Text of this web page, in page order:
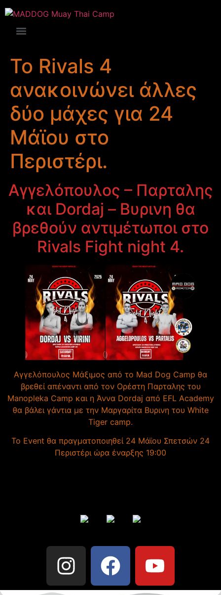
Το Rivals 4
ανακοινώνει άλλες
δύο μάχες για 24
Μάϊου στο
Περιστέρι.
Αγγελόπουλος – Παρταλης
και Dordaj – Βυρινη θα
βρεθούν αντιμέτωποι στο
Rivals Fight night 4.
Αγγελόπουλος Μάξιμος από το Mad Dog Camp θα
βρεθεί απέναντι από τον Ορέστη Παρταλης του
Manopleka Camp και η Άννα Dordaj από EFL Academy
θα βάλει γάντια με την Μαργαρίτα Βυρινη του White
Tiger camp.
Το Event θα πραγματοποιηθεί 24 Μάϊου Σπετσών 24
Περιστέρι ώρα έναρξης 19:00